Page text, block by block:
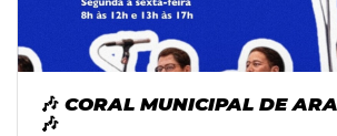
🎶 CORAL MUNICIPAL DE
🎶